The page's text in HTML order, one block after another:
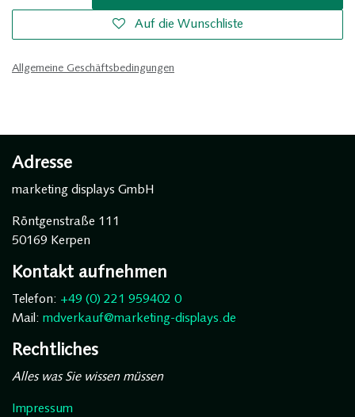
Auf die Wunschliste
Allgemeine Geschäftsbedingungen
Adresse
marketing displays GmbH
Röntgenstraße 111
50169 Kerpen
Kontakt aufnehmen
Telefon: +49 (0) 221 959402 0
Mail: mdverkauf@marketing-displays.de
Rechtliches
Alles was Sie wissen müssen
Impressum